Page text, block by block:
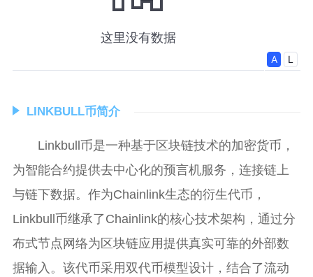
LINKBULL币简介
Linkbull币是一种基于区块链技术的加密货币，
为智能合约提供去中心化的预言机服务，连接链上
与链下数据。作为Chainlink生态的衍生代币，
Linkbull币继承了Chainlink的核心技术架构，通过分
布式节点网络为区块链应用提供真实可靠的外部数
据输入。该代币采用双代币模型设计，结合了流动